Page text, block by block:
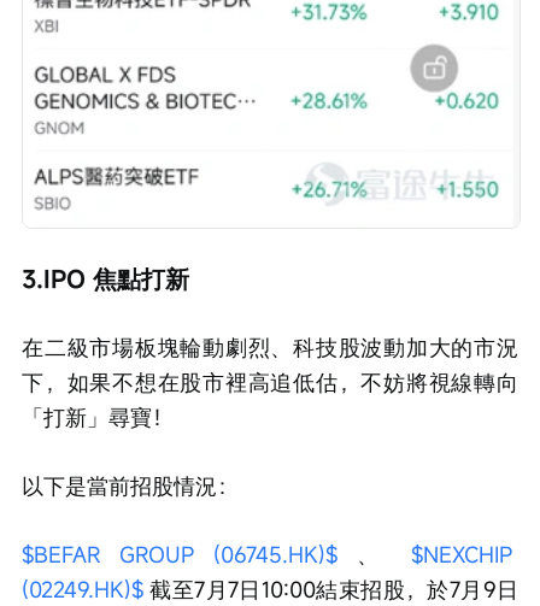
3.IPO 焦點打新
在二級市場板塊輪動劇烈、科技股波動加大的市況
下，如果不想在股市裡高追低估，不妨將視線轉向
「打新」尋寶！
以下是當前招股情況：
$BEFAR GROUP (06745.HK)$ 、 $NEXCHIP
(02249.HK)$ 截至7月7日10:00結束招股，於7月9日